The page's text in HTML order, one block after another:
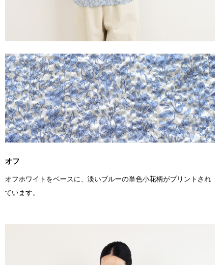
オフ
オフホワイトをベースに、淡いブルーの単色小花柄がプリントされ
ています。